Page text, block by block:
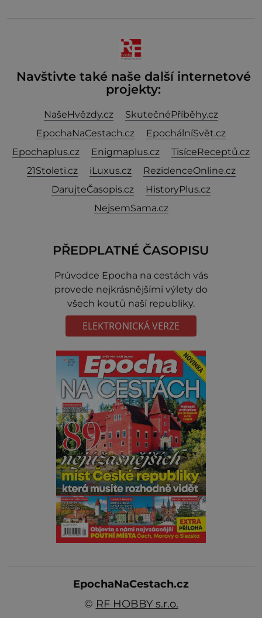
Navštivte také naše další internetové
projekty:
NašeHvězdy.cz
SkutečnéPříběhy.cz
EpochaNaCestach.cz
EpochálníSvět.cz
Epochaplus.cz
Enigmaplus.cz
TisíceReceptů.cz
21Stoleti.cz
iLuxus.cz
RezidenceOnline.cz
DarujteČasopis.cz
HistoryPlus.cz
NejsemSama.cz
PŘEDPLATNÉ ČASOPISU
Prúvodce Epocha na cestách vás
provede nejkrásnějšími výlety do
všech koutů naší republiky.
ELEKTRONICKÁ VERZE
EpochaNaCestach.cz
© RF HOBBY s.r.o.